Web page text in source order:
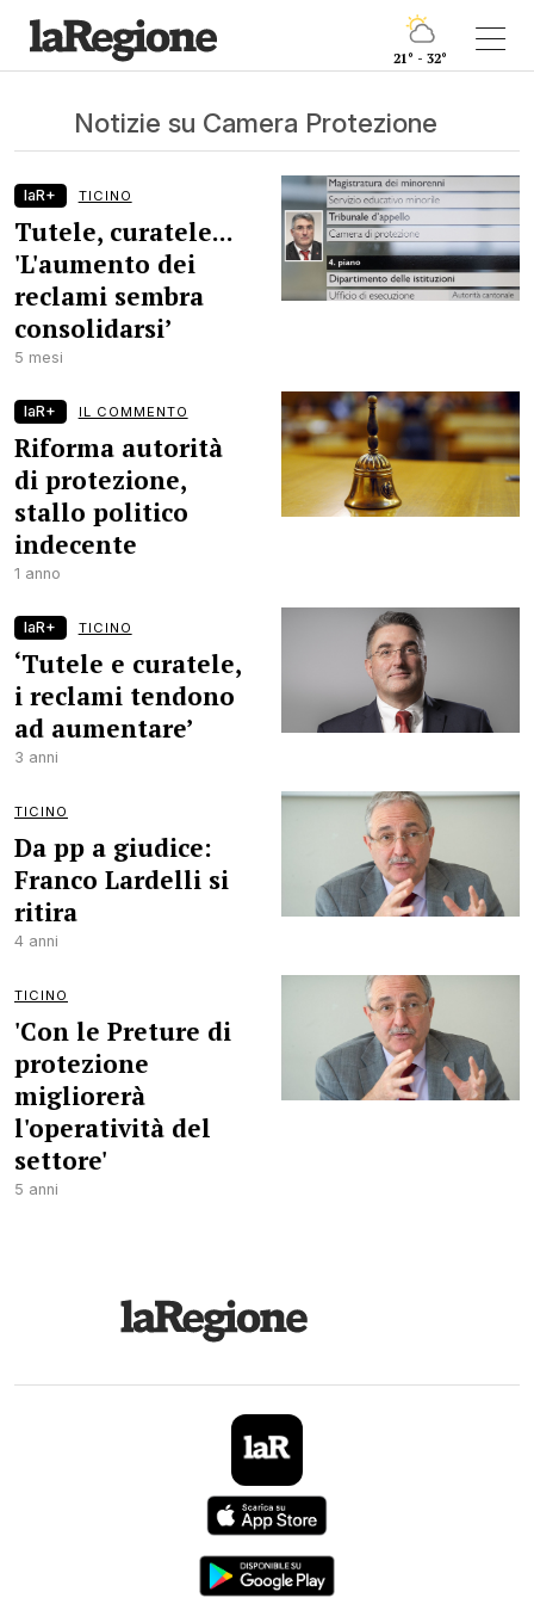
21° - 32°
Notizie su Camera Protezione
laR+ TICINO
Tutele, curatele...
'L'aumento dei
reclami sembra
consolidarsi’
5 mesi
laR+ IL COMMENTO
Riforma autorità
di protezione,
stallo politico
indecente
1 anno
laR+ TICINO
‘Tutele e curatele,
i reclami tendono
ad aumentare’
3 anni
TICINO
Da pp a giudice:
Franco Lardelli si
ritira
4 anni
TICINO
'Con le Preture di
protezione
migliorerà
l'operatività del
settore'
5 anni